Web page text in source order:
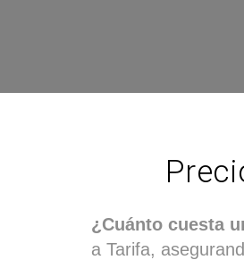
¿Cuánto cuesta
a Tarifa,